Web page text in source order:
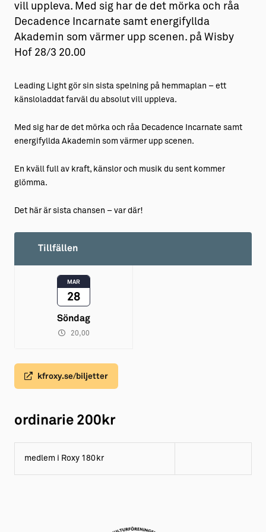
vill uppleva. Med sig har de det mörka och råa
Decadence Incarnate samt energifyllda
Akademin som värmer upp scenen. på Wisby
Hof 28/3 20.00
Leading Light gör sin sista spelning på hemmaplan – ett
känsloladdat farväl du absolut vill uppleva.
Med sig har de det mörka och råa Decadence Incarnate samt
energifyllda Akademin som värmer upp scenen.
En kväll full av kraft, känslor och musik du sent kommer
glömma.
Det här är sista chansen – var där!
Tillfällen
MAR
28
Söndag
20,00
kfroxy.se/biljetter
ordinarie 200kr
medlem i Roxy 180kr